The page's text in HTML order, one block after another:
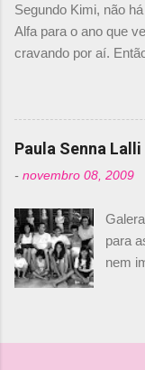
não
2010.
de
dois
não
não
de
Segundo Kimi, não
Alfa para o ano que
cravando por aí.
truth but I’ve never
should, pretty much,
#AlfaRomeoRacing
Romain falando
@RGrosjean !
pic.twitter.com/
2020 Beijinhos, Ludy
Paula Senna Lalli
- novembro 08, 2009
para
nem